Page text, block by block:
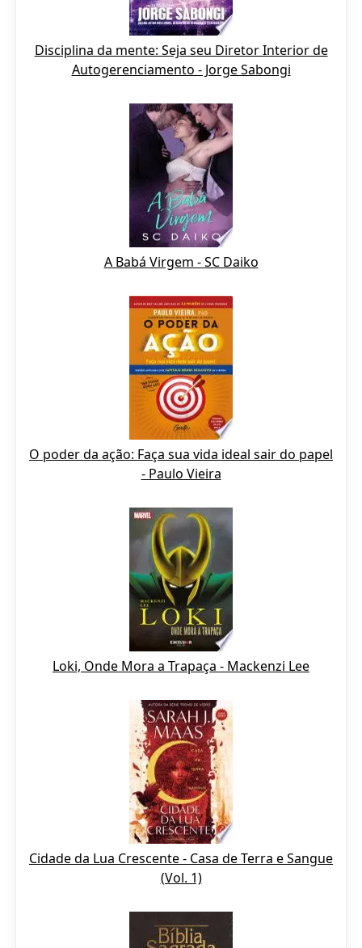
Disciplina da mente: Seja seu Diretor Interior de
Autogerenciamento - Jorge Sabongi
A Babá Virgem - SC Daiko
O poder da ação: Faça sua vida ideal sair do papel
- Paulo Vieira
Loki, Onde Mora a Trapaça - Mackenzi Lee
Cidade da Lua Crescente - Casa de Terra e Sangue
(Vol. 1)